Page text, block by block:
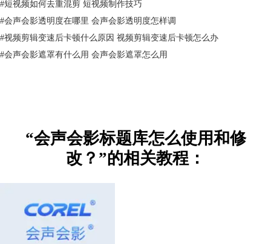
图3：选择字幕动画
#短视频如何去重混剪 短视频制作技巧
#会声会影透明度在哪里 会声会影透明度怎样调
#视频剪辑变速后卡顿什么原因 视频剪辑变速后卡顿怎么办
#会声会影遮罩有什么用 会声会影遮罩怎么用
“会声会影标题库怎么使用和修
改？”的相关教程：